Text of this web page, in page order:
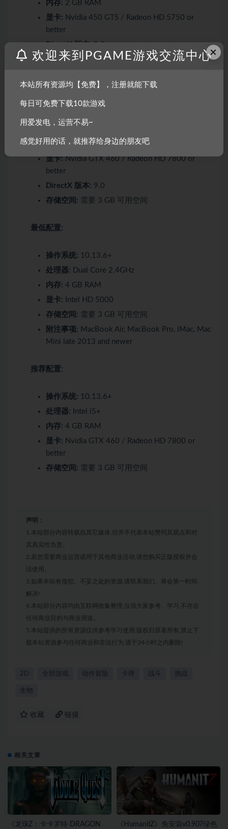
内存: 2 GB RAM
显卡: Nvidia 450 GTS / Radeon HD 5750 or
better
DirectX 版本:9.0
存储空间:需要 3 GB 可用空间
推荐配置:
内存:4 GB RAM
显卡:Nvidia GTX 460 / Radeon HD 7800 or
better
DirectX 版本: 9.0
存储空间: 需要 3 GB 可用空间
最低配置:
操作系统: 10.13.6+
处理器: Dual Core 2.4GHz
内存: 4 GB RAM
显卡: Intel HD 5000
存储空间: 需要 3 GB 可用空间
附注事项: MacBook Air, MacBook Pro, iMac, Mac
Mini late 2013 and newer
推荐配置:
操作系统: 10.13.6+
处理器: Intel i5+
内存: 4 GB RAM
显卡: Nvidia GTX 460 / Radeon HD 7800 or
better
存储空间: 需要 3 GB 可用空间
声明：
1.本站部分内容转载自其它媒体,但并不代表本站赞同其观点和对
其真实性负责。
2.若您需要商业运营或用于其他商业活动,请您购买正版授权并合
法使用。
3.如果本站有侵犯、不妥之处的资源,请联系我们。将会第一时间
解决!
4.本站部分内容均由互联网收集整理,仅供大家参考、学习,不存在
任何商业目的与商业用途。
5.本站提供的所有资源仅供参考学习使用,版权归原著所有,禁止下
载本站资源参与任何商业和非法行为,请于24小时之内删除!
2D 全部游戏 动作冒险 卡牌 战斗 挑战
生物
收藏 链接
相关文章
《龙珠Z：卡卡罗特 DRAGON
《HumanitZ》免安装v0.907绿色
×
欢迎来到PGAME游戏交流中心
本站所有资源均【免费】，注册就能下载
每日可免费下载10款游戏
用爱发电，运营不易~
感觉好用的话，就推荐给身边的朋友吧